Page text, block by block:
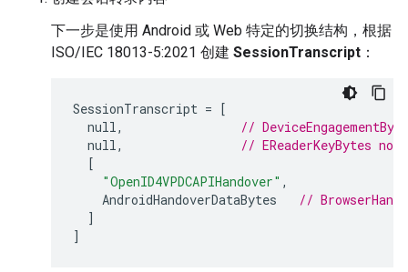
下一步是使用 Android 或 Web 特定的切换结构，根据
ISO/IEC 18013-5:2021 创建 SessionTranscript ：
SessionTranscript = [
null,
//
null,
// EReaderKeyBytes
[
"OpenID4VPDCAPIHandover" ,
AndroidHandoverDataBytes
//
]
]